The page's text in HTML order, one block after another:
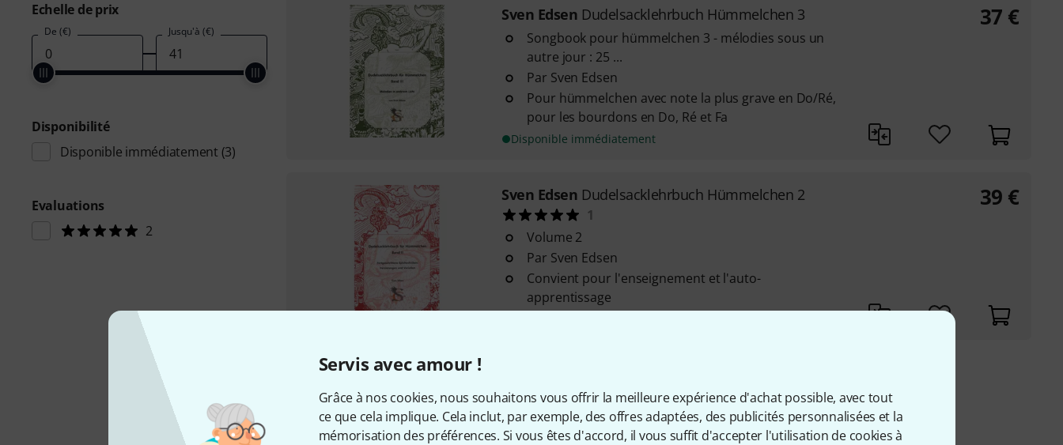
Servis avec amour !
Grâce à nos cookies, nous souhaitons vous offrir la meilleure expérience d'achat possible, avec tout
ce que cela implique. Cela inclut, par exemple, des offres adaptées, des publicités personnalisées et la
mémorisation des préférences. Si vous êtes d'accord, il vous suffit d'accepter l'utilisation de cookies à
Echelle de prix
De (€) Jusqu'à (€)
Disponibilité
Disponible immédiatement (3)
Evaluations
2
Sven Edsen Dudelsacklehrbuch Hümmelchen 3
Songbook pour hümmelchen 3 - mélodies sous un
autre jour : 25 ...
Par Sven Edsen
Pour hümmelchen avec note la plus grave en Do/Ré,
pour les bourdons en Do, Ré et Fa
Disponible immédiatement
37 €
Sven Edsen Dudelsacklehrbuch Hümmelchen 2
1
Volume 2
Par Sven Edsen
Convient pour l'enseignement et l'auto-
apprentissage
39 €
Les prix sont indiqués avec TVA comprise